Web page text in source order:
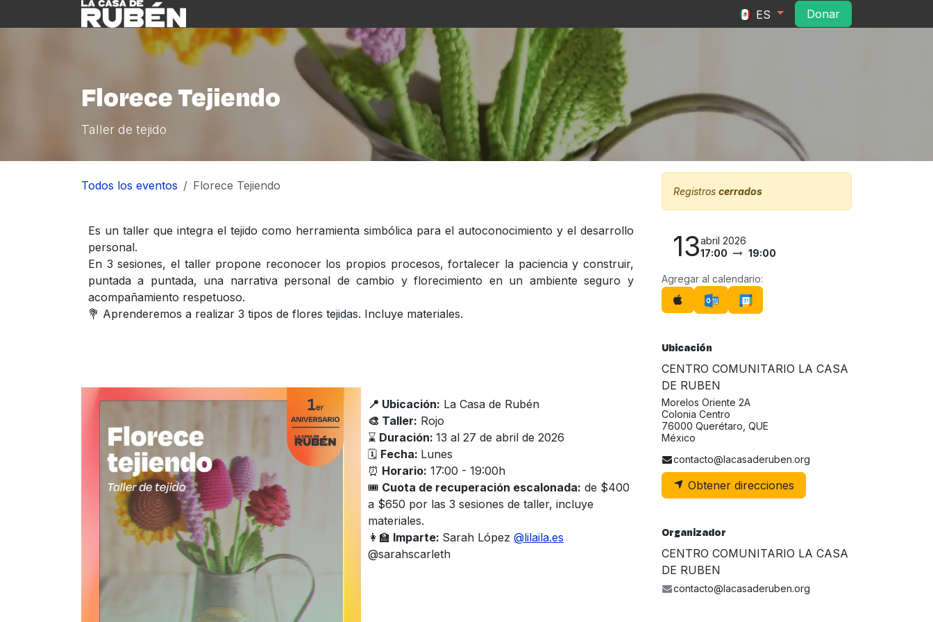
Convocatorias Contacto
ES Do​​na​​r​​
Florece Tejiendo
Taller de tejido
Todos los eventos Florece Tejiendo
Es un taller que integra el tejido como herramienta simbólica para el autoconocimiento y el desarrollo
personal.
En 3 sesiones, el taller propone reconocer los propios procesos, fortalecer la paciencia y construir,
puntada a puntada, una narrativa personal de cambio y florecimiento en un ambiente seguro y
acompañamiento respetuoso.
💐 Aprenderemos a realizar 3 tipos de flores tejidas. Incluye materiales.
📍 Ubicación: La Casa de Rubén
🎨 Taller: Rojo
⌛️ Duración: 13 al 27 de abril de 2026
🗓 Fecha: Lunes
⏰ Horario: 17:00 - 19:00h
🎟 Cuota de recuperación escalonada: de $400
a $650 por las 3 sesiones de taller, incluye
materiales.
👩‍🏫 Imparte: Sarah López @lilaila.es
@sarahscarleth
Registros cerrados
13abril 2026
17:00
19:00
Agregar al calendario:
Ubicación
CENTRO COMUNITARIO LA CASA
DE RUBEN
Morelos Oriente 2A
Colonia Centro
76000 Querétaro, QUE
México
contacto@lacasaderuben.org
Obtener direcciones
Organizador
CENTRO COMUNITARIO LA CASA
DE RUBEN
contacto@lacasaderuben.org